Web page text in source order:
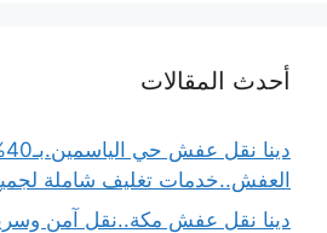
أحدث المقالات
العفش..خدمات تغليف شاملة
دينا نقل عفش مكة..نقل آمن